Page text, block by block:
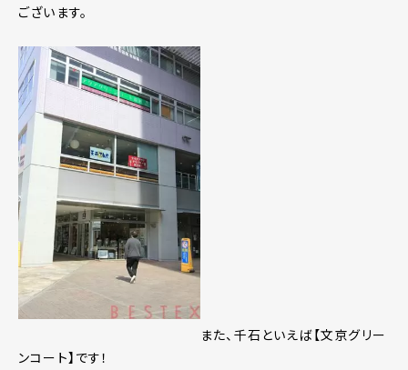
ございます。
また、千石といえば【文京グリー
ンコート】です！